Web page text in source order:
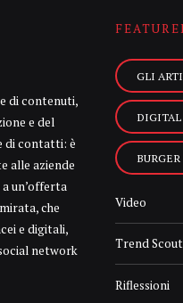
di contenuti,
e del
di contatti: è
alle aziende
un’offerta
che
e digitali,
network
GLI
DIGITAL
BURGER
Video
Trend
Riflessioni